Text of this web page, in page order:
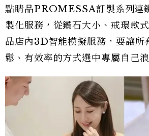
點睛品PROMESSA訂製系列連
製化服務，從鑽石大小、戒環款
品店內3D智能模擬服務，要讓所
鬆、有效率的方式選中專屬自己